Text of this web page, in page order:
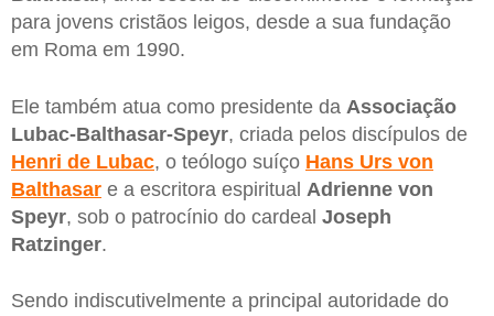
para jovens cristãos leigos, desde a sua fundação
em Roma em 1990.
Ele também atua como presidente da Associação
Lubac-Balthasar-Speyr, criada pelos discípulos de
Henri de Lubac, o teólogo suíço Hans Urs von
Balthasar e a escritora espiritual Adrienne von
Speyr, sob o patrocínio do cardeal Joseph
Ratzinger.
Sendo indiscutivelmente a principal autoridade do